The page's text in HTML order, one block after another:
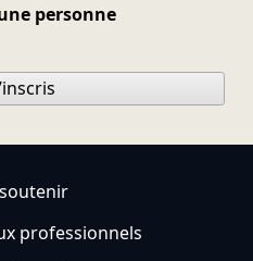
personne
professionnels